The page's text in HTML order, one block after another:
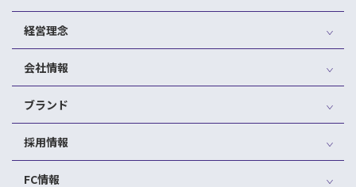
経営理念
会社情報
ブランド
採用情報
FC情報